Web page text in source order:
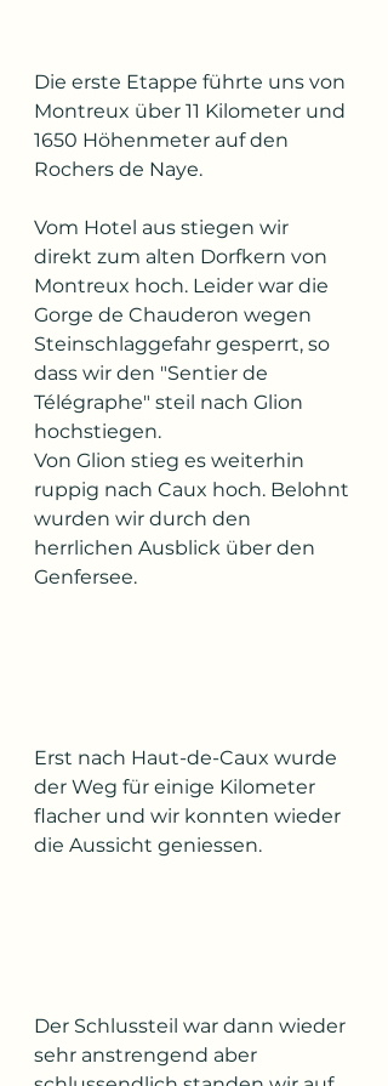
Die erste Etappe führte uns von
Montreux über 11 Kilometer und
1650 Höhenmeter auf den
Rochers de Naye.
Vom Hotel aus stiegen wir
direkt zum alten Dorfkern von
Montreux hoch. Leider war die
Gorge de Chauderon wegen
Steinschlaggefahr gesperrt, so
dass wir den "Sentier de
Télégraphe" steil nach Glion
hochstiegen.
Von Glion stieg es weiterhin
ruppig nach Caux hoch. Belohnt
wurden wir durch den
herrlichen Ausblick über den
Genfersee.
Erst nach Haut-de-Caux wurde
der Weg für einige Kilometer
flacher und wir konnten wieder
die Aussicht geniessen.
Der Schlussteil war dann wieder
sehr anstrengend aber